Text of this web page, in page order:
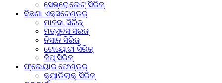
ସେଭ୍ରୋଲେଟ୍ ସିରିଜ୍
ବିଛଣା ଏକ୍ସଟେଣ୍ଡର୍
ମାଜଦା ସିରିଜ୍
ମିତ୍ସୁବିସି ସିରିଜ୍
ନିସାନ ସିରିଜ୍
ଟୋୟୋଟା ସିରିଜ୍
ଜିପ୍ ସିରିଜ୍
ଫ୍ଲେୟାର ଫେଣ୍ଡର୍
କ୍ୟାଡିଲାକ୍ ସିରିଜ୍